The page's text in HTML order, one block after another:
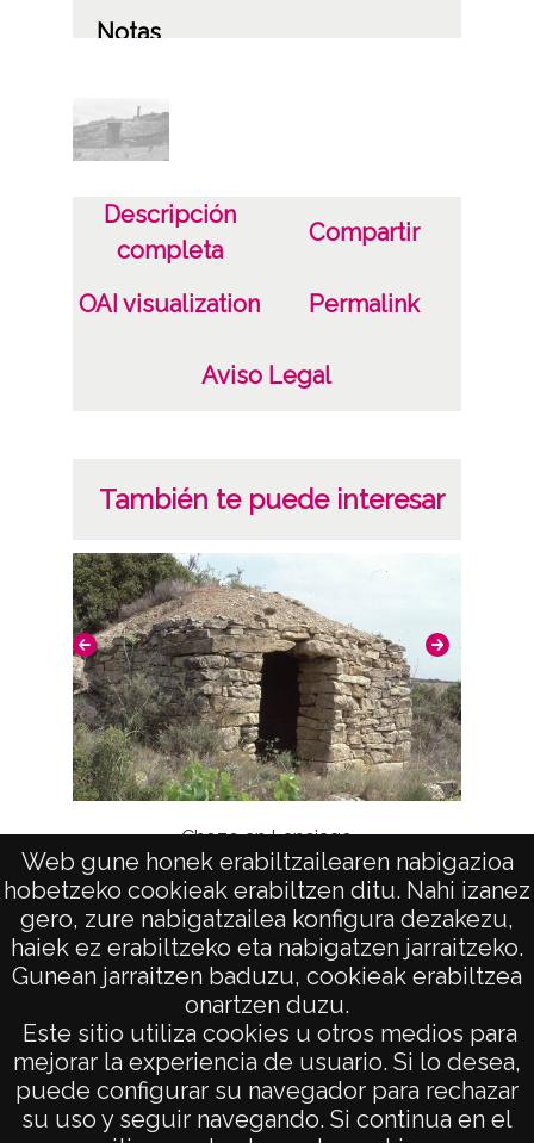
Web gune honek erabiltzailearen nabigazioa
hobetzeko cookieak erabiltzen ditu. Nahi izanez
gero, zure nabigatzailea konfigura dezakezu,
haiek ez erabiltzeko eta nabigatzen jarraitzeko.
Gunean jarraitzen baduzu, cookieak erabiltzea
onartzen duzu.
Este sitio utiliza cookies u otros medios para
mejorar la experiencia de usuario. Si lo desea,
puede configurar su navegador para rechazar
su uso y seguir navegando. Si continua en el
Notas
Licencia de las imágenes
CC BY-NC-SA 4.0
Descripción
completa
Compartir
OAI visualization Permalink
Aviso Legal
También te puede interesar
Chozo en Lanciego
AVISO LEGAL
POLÍTICA DE PRIVACIDAD
ACCESIBILIDAD
ATENCIÓN CIUDADANA